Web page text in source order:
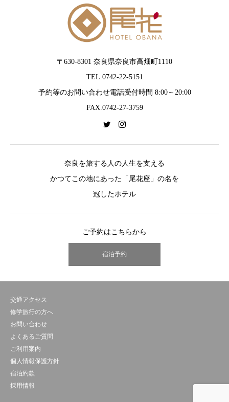
〒630-8301 奈良県奈良市高畑町1110
TEL.0742-22-5151
予約等のお問い合わせ電話受付時間 8:00～20:00
FAX.0742-27-3759
奈良を旅する人の人生を支える
かつてこの地にあった「尾花座」の名を
冠したホテル
ご予約はこちらから
宿泊予約
交通アクセス
修学旅行の方へ
お問い合わせ
よくあるご質問
ご利用案内
個人情報保護方針
宿泊約款
採用情報